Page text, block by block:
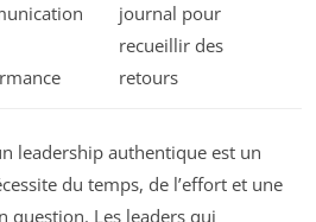
journal pour
recueillir des
retours
leadership authentique est un
du temps, de l’effort et une
question. Les leaders qui